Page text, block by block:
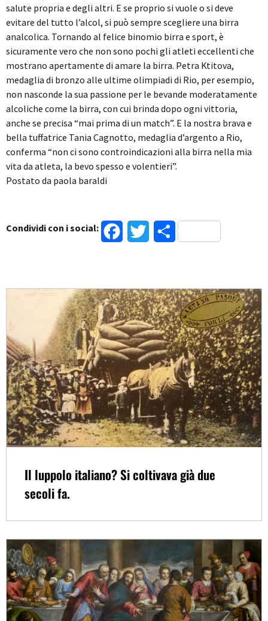
salute propria e degli altri. E se proprio si vuole o si deve
evitare del tutto l’alcol, si può sempre scegliere una birra
analcolica. Tornando al felice binomio birra e sport, è
sicuramente vero che non sono pochi gli atleti eccellenti che
mostrano apertamente di amare la birra. Petra Ktitova,
medaglia di bronzo alle ultime olimpiadi di Rio, per esempio,
non nasconde la sua passione per le bevande moderatamente
alcoliche come la birra, con cui brinda dopo ogni vittoria,
anche se precisa “mai prima di un match”. E la nostra brava e
bella tuffatrice Tania Cagnotto, medaglia d’argento a Rio,
conferma “non ci sono controindicazioni alla birra nella mia
vita da atleta, la bevo spesso e volentieri”.
Postato da paola baraldi
Condividi con i social: FacebookTwitterCondividi
Il luppolo italiano? Si coltivava già due
secoli fa.